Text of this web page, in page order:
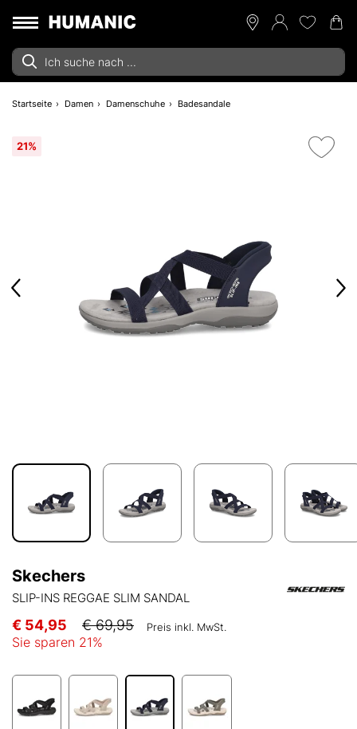
Startseite Damen Damenschuhe Badesandale
21%
Skechers
SLIP-INS REGGAE SLIM SANDAL
€ 54,95 € 69,95 Preis inkl. MwSt.
Sie sparen 21%